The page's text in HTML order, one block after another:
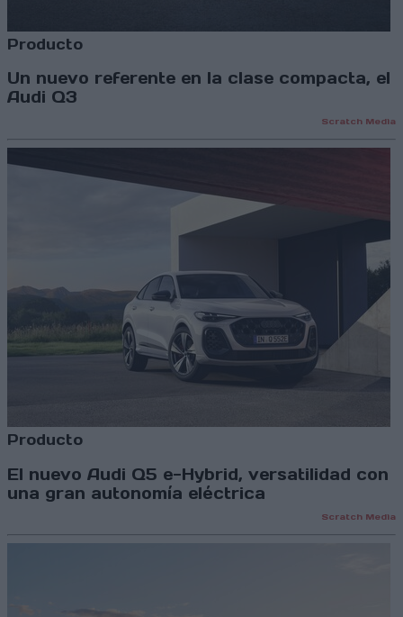
Producto
Un nuevo referente en la clase compacta, el
Audi Q3
Scratch Media
Producto
El nuevo Audi Q5 e-Hybrid, versatilidad con
una gran autonomía eléctrica
Scratch Media